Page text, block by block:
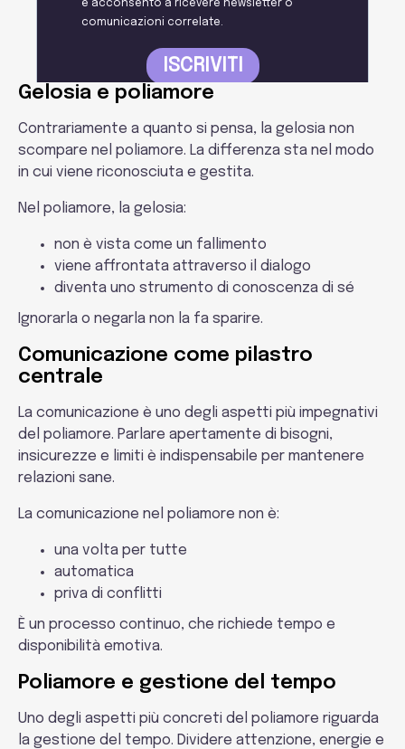
Gelosia e poliamore
Contrariamente a quanto si pensa, la gelosia non
scompare nel poliamore. La differenza sta nel modo
in cui viene riconosciuta e gestita.
Nel poliamore, la gelosia:
non è vista come un fallimento
viene affrontata attraverso il dialogo
diventa uno strumento di conoscenza di sé
Ignorarla o negarla non la fa sparire.
Comunicazione come pilastro
centrale
La comunicazione è uno degli aspetti più impegnativi
del poliamore. Parlare apertamente di bisogni,
insicurezze e limiti è indispensabile per mantenere
relazioni sane.
La comunicazione nel poliamore non è:
una volta per tutte
automatica
priva di conflitti
È un processo continuo, che richiede tempo e
disponibilità emotiva.
Poliamore e gestione del tempo
Uno degli aspetti più concreti del poliamore riguarda
la gestione del tempo. Dividere attenzione, energie e